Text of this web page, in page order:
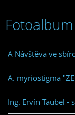
Fotoalbum
A Návštěva ve
A. myriostigma
Ing. Ervín Taübel -